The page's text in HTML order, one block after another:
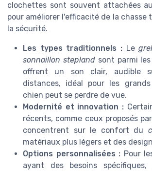
clochettes sont souvent attachées
pour améliorer l'efficacité de la chasse
la sécurité.
Les types traditionnels :Le
sonnaillon steplandsont parmi
offrent un son clair, audible
distances, idéal pour les
chien peut se perdre de vue.
Modernité et innovation :
récents, comme ceux proposés
concentrent sur le confort du
matériaux plus légers et des
Options personnalisées : Pour
ayant des besoins